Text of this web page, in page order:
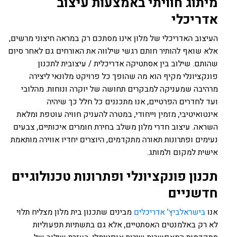
אדריכלי
העיצוב האדריכלי של מלון אינו מסתכם רק במראה חיצוני מרשים,
אלא שואף להותיר חותם רגשי שילווה את האורחים גם לאחר סיום
שהותם. שילוב בין אסתטיקה אדריכלית / עיצובית לתכנון
פונקציונלי מקיף הוא מה שהופך כל פרויקט מלונאי ליצירה
מרהיבה שמעניקה למבקרים תחושה של יוקרה ונוחות. מהלובי
ועד לחדרים הפרטיים, אנו מתכננים כל חלל כך שיהיה
אינטואיטיבי, מזמין וייחודי, במטרה להעניק חוויה עוטפת ומלאת
השראה. עיצוב חדרי מלון משלב בחירת חומרים איכותיים, צבעים
נעימים ופתרונות תאורה מתקדמים, היוצרים יחדיו אווירה מותאמת
אישית למקום ולמותג.
תכנון פונקציונלי ופתרונות טכנולוגיים
חדשניים
אנובישראלביץ' אדריכלים מבינים שתכנון בית מלון מצליח תלוי
לא רק באלמנטים האסתטיים, אלא גם בתשתיות תפעוליות